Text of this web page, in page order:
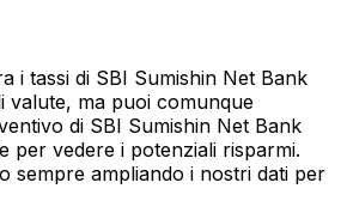
i tassi di SBI Sumishin Net Bank
valute, ma puoi comunque
di SBI Sumishin Net Bank
per vedere i potenziali risparmi.
sempre ampliando i nostri dati per